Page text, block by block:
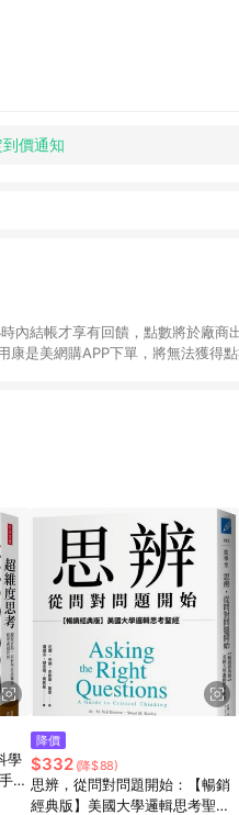
價通知
內結帳才享有回饋，點數將於廠商
是美網購APP下單，將無法獲得
APP中的「我的訂單」頁面查詢，
學
書
降價
$332 (降$88)
思辨，從問對問題開始：【暢銷
經典版】美國大學邏輯思考聖經